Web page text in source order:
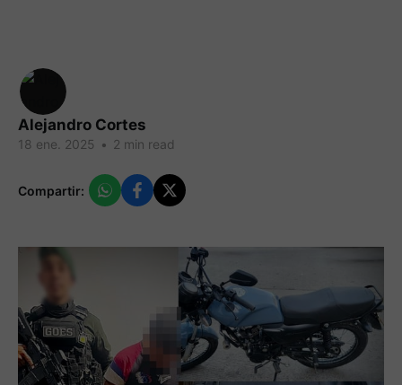
Alejandro Cortes
18 ene. 2025 • 2 min read
Compartir: